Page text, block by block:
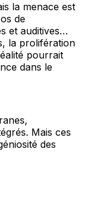
la menace est
de
et auditives…
la prolifération
pourrait
dans le
Mais ces
des